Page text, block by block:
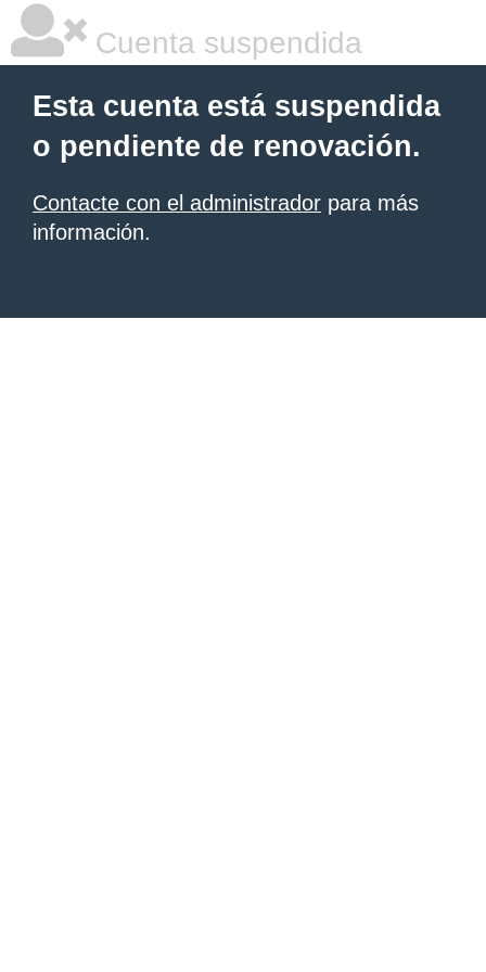
Cuenta suspendida
Esta cuenta está suspendida
o pendiente de renovación.
Contacte con el administrador para más
información.